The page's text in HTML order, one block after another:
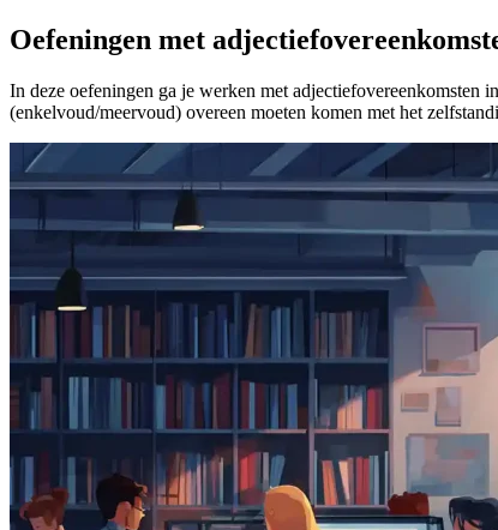
Oefeningen met
In deze oefeningen ga je werken met adjectiefovereenkomsten
(enkelvoud/meervoud) overeen moeten komen met het